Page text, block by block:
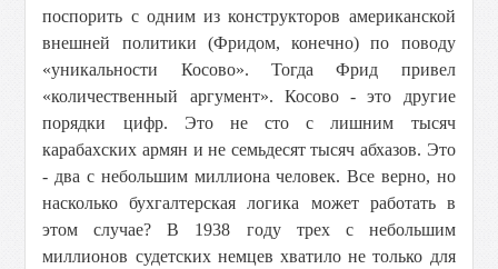
поспорить с одним из конструкторов американской
внешней политики (Фридом, конечно) по поводу
«уникальности Косово». Тогда Фрид привел
«количественный аргумент». Косово - это другие
порядки цифр. Это не сто с лишним тысяч
карабахских армян и не семьдесят тысяч абхазов. Это
- два с небольшим миллиона человек. Все верно, но
насколько бухгалтерская логика может работать в
этом случае? В 1938 году трех с небольшим
миллионов судетских немцев хватило не только для